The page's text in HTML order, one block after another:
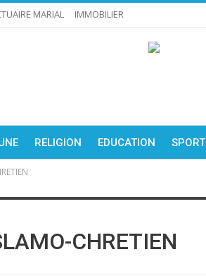
MARIAL IMMOBILIER
RELIGION EDUCATION SPORT
CHRETIEN